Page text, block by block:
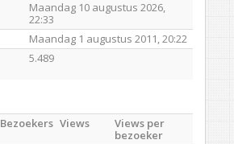
Maandag 10 augustus 2026,
22:33
Maandag 1 augustus 2011, 20:22
5.489
Bezoekers Views
Views per
bezoeker